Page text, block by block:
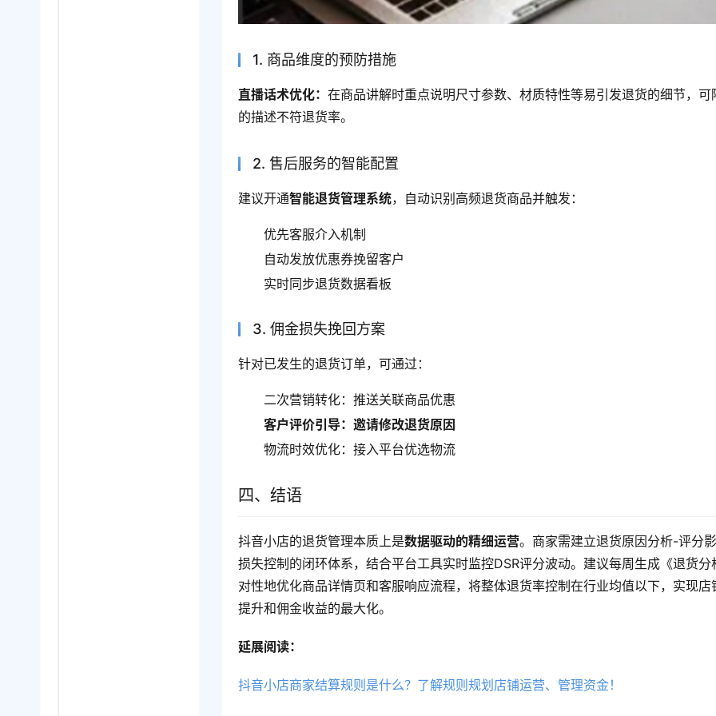
1. 商品维度的预防措施
直播话术优化：在商品讲解时重点说明尺寸参数、材质特性等易引发退货的细节，
的描述不符退货率。
2. 售后服务的智能配置
建议开通智能退货管理系统，自动识别高频退货商品并触发：
优先客服介入机制
自动发放优惠券挽留客户
实时同步退货数据看板
3. 佣金损失挽回方案
针对已发生的退货订单，可通过：
二次营销转化：推送关联商品优惠
客户评价引导：邀请修改退货原因
物流时效优化：接入平台优选物流
四、结语
抖音小店的退货管理本质上是数据驱动的精细运营。商家需建立退货原因分析-评分
损失控制的闭环体系，结合平台工具实时监控DSR评分波动。建议每周生成《退货分
对性地优化商品详情页和客服响应流程，将整体退货率控制在行业均值以下，实现店
提升和佣金收益的最大化。
延展阅读：
抖音小店商家结算规则是什么？了解规则规划店铺运营、管理资金！